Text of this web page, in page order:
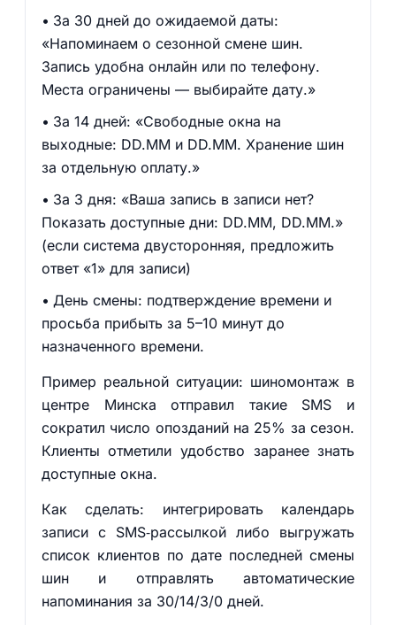
За 30 дней до ожидаемой даты:
«Напоминаем о сезонной смене шин.
Запись удобна онлайн или по телефону.
Места ограничены — выбирайте дату.»
За 14 дней: «Свободные окна на
выходные: DD.MM и DD.MM. Хранение шин
за отдельную оплату.»
За 3 дня: «Ваша запись в записи нет?
Показать доступные дни: DD.MM, DD.MM.»
(если система двусторонняя, предложить
ответ «1» для записи)
День смены: подтверждение времени и
просьба прибыть за 5–10 минут до
назначенного времени.
Пример реальной ситуации: шиномонтаж в
центре Минска отправил такие SMS и
сократил число опозданий на 25% за сезон.
Клиенты отметили удобство заранее знать
доступные окна.
Как сделать: интегрировать календарь
записи с SMS‑рассылкой либо выгружать
список клиентов по дате последней смены
шин и отправлять автоматические
напоминания за 30/14/3/0 дней.